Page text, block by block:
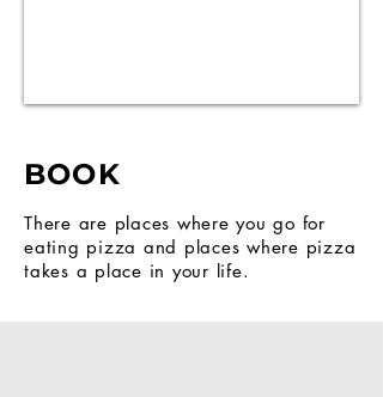
BOOK
There are places where you go for
eating pizza and places where pizza
takes a place in your life.